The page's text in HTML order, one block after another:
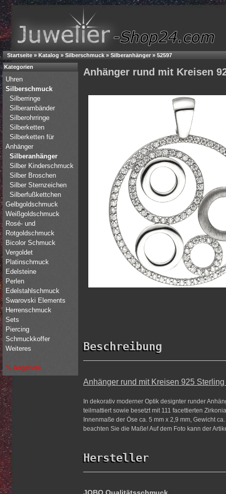
Startseite » Katalog » Silberschmuck » Silberanhänger» 52597
Anhänger rund mit Kreisen
Beschreibung
Anhänger rund mit Kreisen 925
In dekorativ moderner Optik designter runder
teilmattiert sowie besetzt mit 111 facettierten
Innenmaße der Öse ca. 5 mm x 2,9 mm, Gewicht
beachten Sie die Maße! Auf dem Foto kann der
Hersteller
JOBO Qualitätsschmuck
Kategorien
Uhren
Silberschmuck
Silberringe
Silberambänder
Silberohrringe
Silberketten
Silberketten für
Anhänger
Silberanhänger
Silber Kinderschmuck
Silber Broschen
Silber Sternzeichen
Silberfußkettchen
Gelbgoldschmuck
Weißgoldschmuck
Rosé- und
Rotgoldschmuck
Bicolor Schmuck
Vergoldet
Platinschmuck
Edelsteine
Perlen
Edelstahlschmuck
Swarovski Elements
Herrenschmuck
Sets
Piercing
Schmuckkoffer
Weiteres
% Angebote